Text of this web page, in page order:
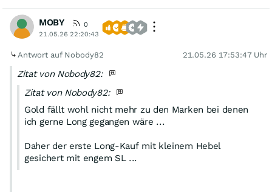
MOBY
0
21.05.26 22:20:43
Antwort auf Nobody82 21.05.26 17:53:47 Uhr
Zitat von Nobody82:
Zitat von Nobody82:
Gold fällt wohl nicht mehr zu den Marken bei denen
ich gerne Long gegangen wäre ...
Daher der erste Long-Kauf mit kleinem Hebel
gesichert mit engem SL ...